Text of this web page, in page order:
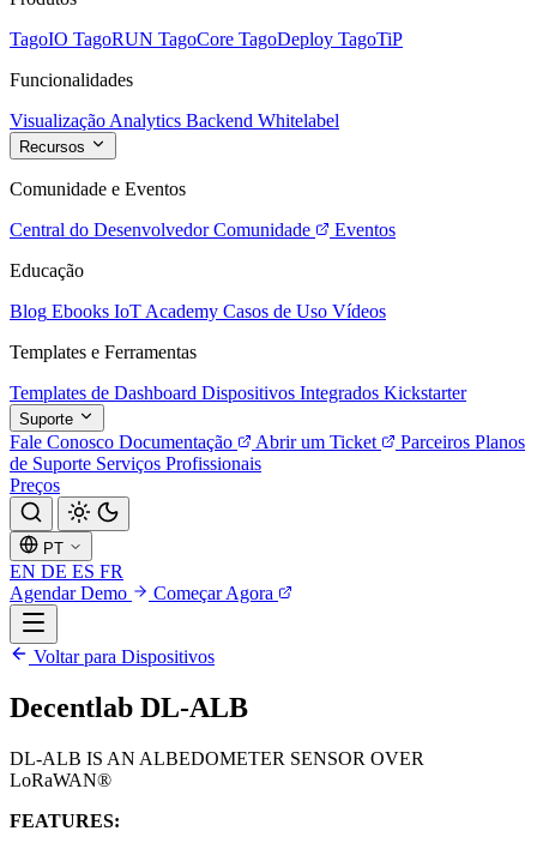
TagoIO TagoRUN TagoCore TagoDeploy TagoTiP
Funcionalidades
Visualização Analytics Backend Whitelabel
Recursos
Comunidade e Eventos
Central do Desenvolvedor Comunidade
Eventos
Educação
Blog Ebooks IoT Academy Casos de Uso Vídeos
Templates e Ferramentas
Templates de Dashboard Dispositivos Integrados Kickstarter
Suporte
Fale Conosco Documentação Abrir um Ticket Parceiros Planos
de Suporte Serviços Profissionais
Preços
PT
EN DE ES FR
Agendar Demo
Começar Agora
Voltar para Dispositivos
Decentlab DL-ALB
DL-ALB IS AN ALBEDOMETER SENSOR OVER
LoRaWAN®
FEATURES: